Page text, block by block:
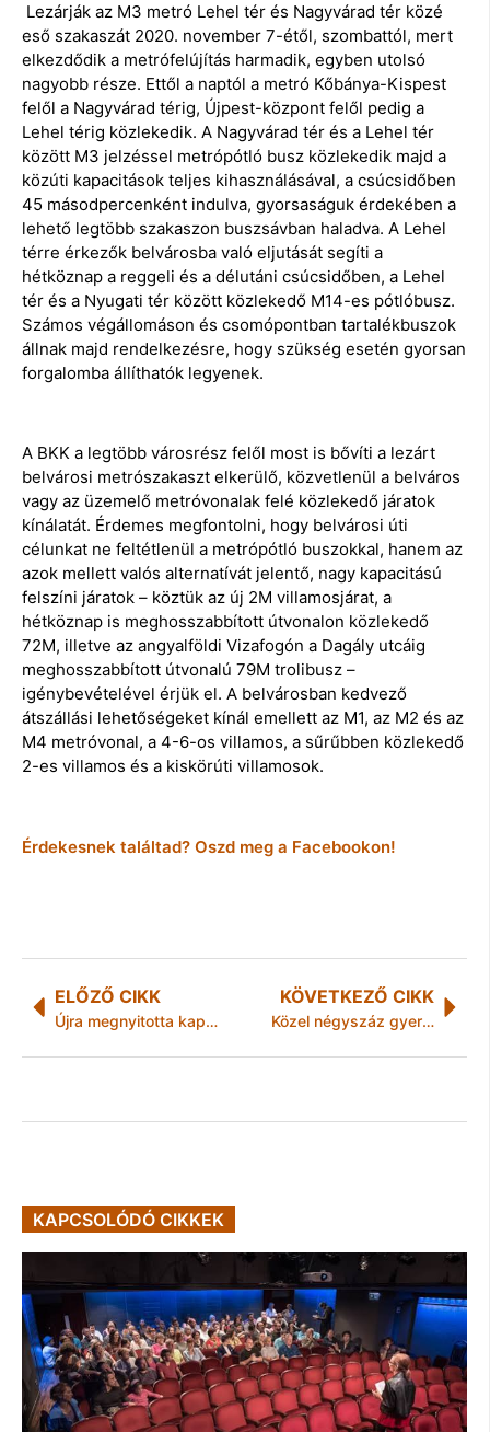
Lezárják az M3 metró Lehel tér és Nagyvárad tér közé
eső szakaszát 2020. november 7-étől, szombattól, mert
elkezdődik a metrófelújítás harmadik, egyben utolsó
nagyobb része. Ettől a naptól a metró Kőbánya-Kispest
felől a Nagyvárad térig, Újpest-központ felől pedig a
Lehel térig közlekedik. A Nagyvárad tér és a Lehel tér
között M3 jelzéssel metrópótló busz közlekedik majd a
közúti kapacitások teljes kihasználásával, a csúcsidőben
45 másodpercenként indulva, gyorsaságuk érdekében a
lehető legtöbb szakaszon buszsávban haladva. A Lehel
térre érkezők belvárosba való eljutását segíti a
hétköznap a reggeli és a délutáni csúcsidőben, a Lehel
tér és a Nyugati tér között közlekedő M14-es pótlóbusz.
Számos végállomáson és csomópontban tartalékbuszok
állnak majd rendelkezésre, hogy szükség esetén gyorsan
forgalomba állíthatók legyenek.
A BKK a legtöbb városrész felől most is bővíti a lezárt
belvárosi metrószakaszt elkerülő, közvetlenül a belváros
vagy az üzemelő metróvonalak felé közlekedő járatok
kínálatát. Érdemes megfontolni, hogy belvárosi úti
célunkat ne feltétlenül a metrópótló buszokkal, hanem az
azok mellett valós alternatívát jelentő, nagy kapacitású
felszíni járatok – köztük az új 2M villamosjárat, a
hétköznap is meghosszabbított útvonalon közlekedő
72M, illetve az angyalföldi Vizafogón a Dagály utcáig
meghosszabbított útvonalú 79M trolibusz –
igénybevételével érjük el. A belvárosban kedvező
átszállási lehetőségeket kínál emellett az M1, az M2 és az
M4 metróvonal, a 4-6-os villamos, a sűrűbben közlekedő
2-es villamos és a kiskörúti villamosok.
Érdekesnek találtad? Oszd meg a Facebookon!
ELŐZŐ CIKK
Újra megnyitotta kapuit a népligeti BKK Ügyfélközpont
KÖVETKEZŐ CIKK
Közel négyszáz gyermekkereskedőt állított elő az Europol
KAPCSOLÓDÓ CIKKEK